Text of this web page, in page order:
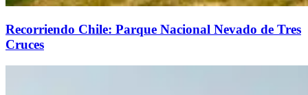
Recorriendo Chile: Parque Nacional Nevado de Tres
Cruces